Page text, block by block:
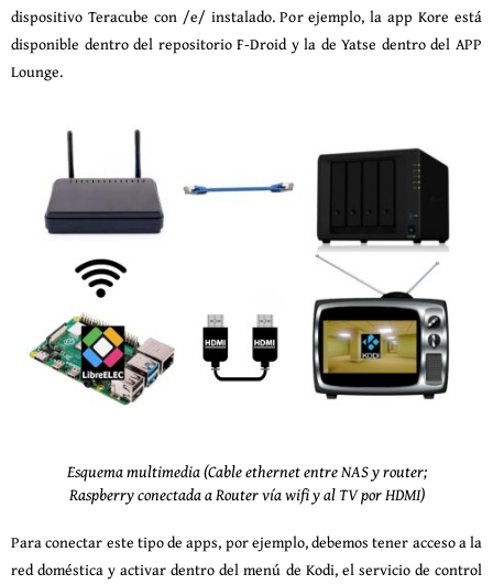
dispositivo Teracube con /e/ instalado. Por ejemplo, la app Kore está
disponible dentro del repositorio F-Droid y la de Yatse dentro del APP
Lounge.
Esquema multimedia (Cable ethernet entre NAS y router;
Raspberry conectada a Router vía wifi y al TV por HDMI)
Para conectar este tipo de apps, por ejemplo, debemos tener acceso a la
red doméstica y activar dentro del menú de Kodi, el servicio de control